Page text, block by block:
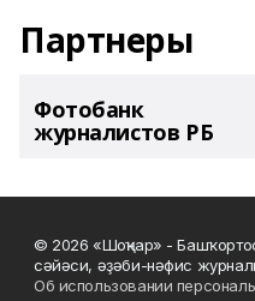
Партнеры
Фотобанк
журналистов РБ
© 2026 «Шоңҡар» -
сәйәси, әҙәби-нәфис
Об использовании